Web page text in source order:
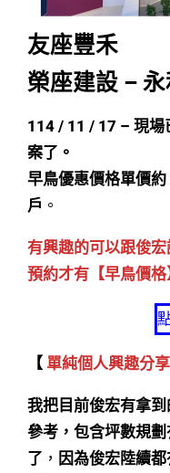
友座豐禾
榮座建設 –
114 / 11 / 17 – 現
案了。
早鳥優惠價格單價
戶 。
有興趣的可以跟俊
預約才有【早鳥價格
【 單純個人興趣分
我把目前俊宏有拿
參考，包含坪數規
了 ， 因為俊宏陸續